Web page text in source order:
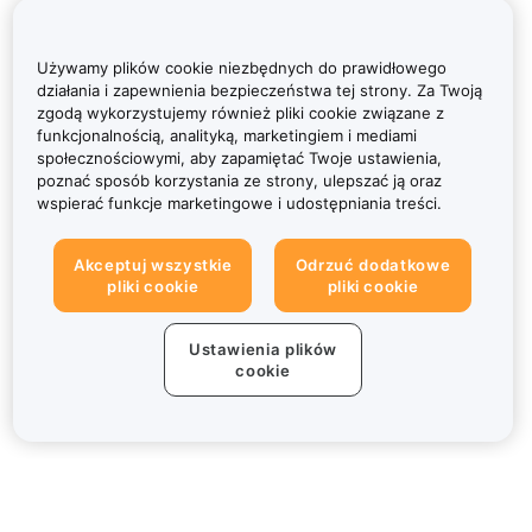
Używamy plików cookie niezbędnych do prawidłowego
działania i zapewnienia bezpieczeństwa tej strony. Za Twoją
zgodą wykorzystujemy również pliki cookie związane z
funkcjonalnością, analityką, marketingiem i mediami
społecznościowymi, aby zapamiętać Twoje ustawienia,
poznać sposób korzystania ze strony, ulepszać ją oraz
wspierać funkcje marketingowe i udostępniania treści.
Akceptuj wszystkie
pliki cookie
Odrzuć dodatkowe
pliki cookie
Ustawienia plików
cookie